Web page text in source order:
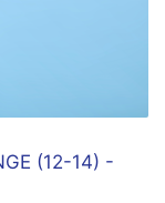
(12-14) -